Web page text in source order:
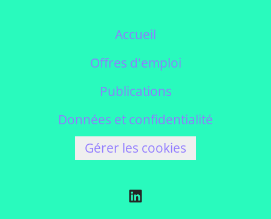
Accueil
Offres d'emploi
Publications
Données et confidentialité
Gérer les cookies